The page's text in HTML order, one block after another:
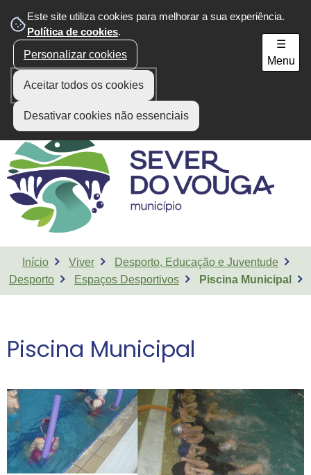
Este site utiliza cookies para melhorar a sua experiência.
Política de cookies.
Personalizar cookies
Aceitar todos os cookies
Desativar cookies não essenciais
Área do Munícipe
☰
Menu
Início Viver
Desporto, Educação e Juventude
Desporto
Espaços Desportivos Piscina Municipal
Piscina Municipal